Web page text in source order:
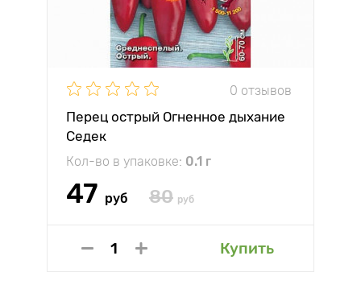
0 отзывов
Перец острый Огненное дыхание
Седек
Кол-во в упаковке: 0.1 г
47 руб 80 руб
Купить